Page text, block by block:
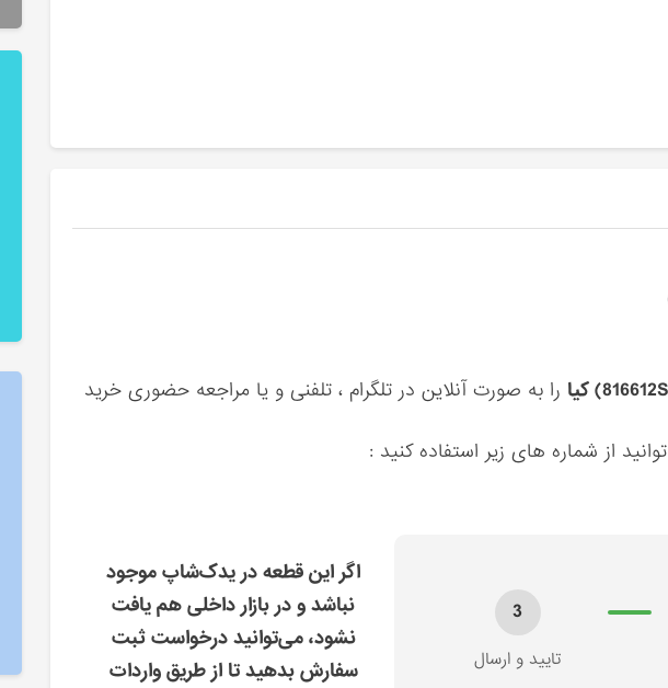
را به صورت آنلاین در تلگرام ، تلفنی و یا مراجعه حضوری خرید
از شماره های زیر استفاده کنید :
اگر این قطعه در یدک‌شاپ موجود
نباشد و در بازار داخلی هم یافت
نشود، می‌توانید درخواست ثبت
سفارش بدهید تا از طریق واردات
3
تایید و ارسال